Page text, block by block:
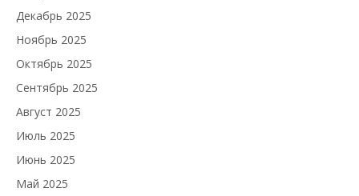
Декабрь 2025
Ноябрь 2025
Октябрь 2025
Сентябрь 2025
Август 2025
Июль 2025
Июнь 2025
Май 2025